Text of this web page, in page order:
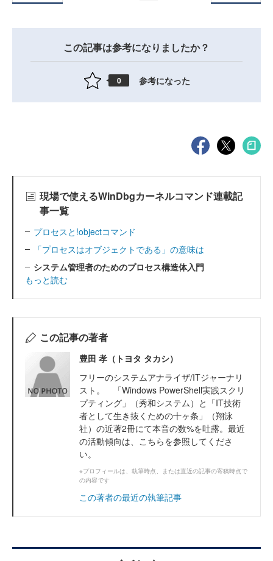
この記事は参考になりましたか？
0 参考になった
現場で使えるWinDbgカーネルコマンド連載記
事一覧
プロセスと!objectコマンド
「プロセスはオブジェクトである」の意味は
システム管理者のためのプロセス構造体入門
もっと読む
この記事の著者
豊田 孝（トヨタ タカシ）
フリーのシステムアナライザ/ITジャーナリ
スト。 「Windows PowerShell実践スクリ
プティング」（秀和システム）と「IT技術
者として生き抜くための十ヶ条」（翔泳
社）の近著2冊にて本音の数%を吐露。最近
の活動傾向は、こちらを参照してくださ
い。
※プロフィールは、執筆時点、または直近の記事の寄稿時点で
の内容です
この著者の最近の執筆記事